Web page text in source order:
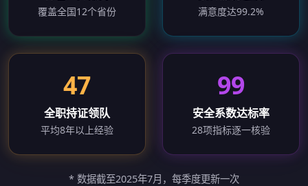
覆盖全国12个省份 满意度达99.2%
47
全职持证领队
平均8年以上经验
99
安全系数达标率
28项指标逐一核验
* 数据截至2025年7月，每季度更新一次